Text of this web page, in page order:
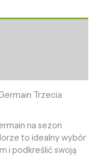
Trzecia
na sezon
to idealny wybór
i podkreślić swoją